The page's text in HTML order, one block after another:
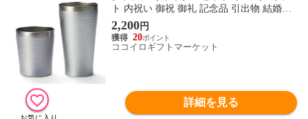
ト 内祝い 御祝 御礼 記念品 引出物 結婚式
プレゼント 出産内祝い 結婚お祝い
2,200円
20
ココイロギフトマーケット
詳細を見る